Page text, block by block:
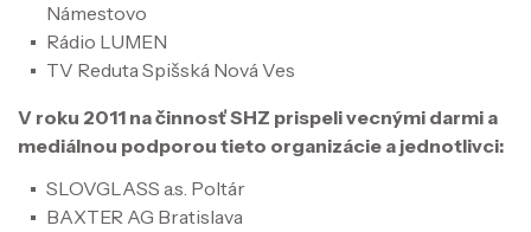
Námestovo
Rádio LUMEN
TV Reduta Spišská Nová Ves
V roku 2011 na činnosť SHZ prispeli vecnými darmi a
mediálnou podporou tieto organizácie a jednotlivci:
SLOVGLASS a.s. Poltár
BAXTER AG Bratislava